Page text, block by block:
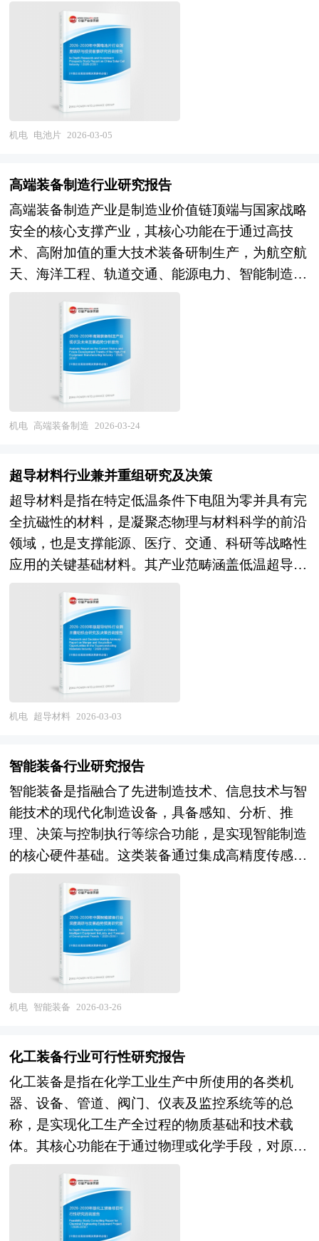
量、芯片级原子钟等前沿技术与国际领先水平存在
差距。未来，中国计量器具行业将在"质量强国"战
略与"计量发展规划"的双重驱动下，进入技术突破
与产业升级的新阶段。从市场前景看，制造业高端
化与数字化转型释放高精度计量需求，半导体、新
能源、航空航天等战略产业扩张拉动高端计量仪器
自主可控率同步提升。产业格局层面，具备核心测
量技术、精密制造能力、标准物质研制能力及系统
集成服务能力的头部企业将确立主导地位，行业集
中度提升，专业化企业在特定计量领域（几何量、
光学、化学、生物）或特定技术（量子计量、智能
（量子技术、MEMS、AI、工业互联网）催生新型
计量技术公司，而技术落后、精度不足、数字化能
力弱的企业将面临淘汰。 本研究咨询报告由中研
普华咨询公司领衔撰写，在大量周密的市场调研基
础上，主要依据了国家统计局、国家商务部、国家
发改委、国家经济信息中心、国务院发展研究中
景气监测中心、中国行业研究网、全国及海外相关
报刊杂志的基础信息以及计量器具行业研究单位等
公布和提供的大量资料。报告对我国计量器具行业
的供需状况、发展现状、子行业发展变化等进行了
分析，重点分析了国内外计量器具行业的发展现
状、如何面对行业的发展挑战、行业的发展建议、
行业竞争力，以及行业的投资分析和趋势预测等
等。报告还综合了计量器具行业的整体发展动态，
对行业在产品方面提供了参考建议和具体解决办
法。报告对于计量器具产品生产企业、经销商、行
业管理部门以及拟进入该行业的投资者具有重要的
参考价值，对于研究我国计量器具行业发展规律、
提高企业的运营效率、促进企业的发展壮大有学术
覆铜板等特种材料领域，日本（松下、三菱瓦斯、
住友）、中国台湾（台光、联茂、台耀）企业仍占
据技术和市场份额优势，内资企业（生益科技、南
亚新材、华正新材等）在追赶中取得阶段性突破；
在技术能力方面，内资企业在无铅兼容、无卤环
保、中高Tg等常规高端产品领域实现量产，但在超
低损耗（Df<0.001）、高导热（>5W/mK）、高频
脂/ABF材料等前沿领域，在树脂配方、玻纤布处
理、铜箔粗糙度控制等核心技术方面仍有差距；在
下游应用方面，5G基站和服务器带动高速材料需
求，新能源汽车电控系统带动高导热材料需求，但
高端智能手机用类载板材料、AI算力芯片用封装基
PCB行业价格竞争向上游传导、原材料（铜箔、树
脂、玻纤布）价格波动剧烈、高端产品研发投入大
周期长、环保能耗约束趋严等多重挑战，部分中低
端产能面临出清压力。 展望未来，CCL产业的发
展将深度嵌入算力基础设施建设和终端应用高端化
进程，呈现出"材料高频高速化、导热高功率化、
（Very Low Loss/Ultra Low Loss）材料的需求将爆
发，改性环氧树脂、PPE/PPO树脂、碳氢树脂等体
系的配方优化和工艺适配是关键；新能源汽车
800V高压平台和SiC器件应用将驱动高导热、高耐
压材料需求升级；IC封装基板材料（BT树脂、
ABF增层材料、玻璃基板）的自主化将成为突破重
点，以支撑先进封装和Chiplet技术发展。在应用拓
展层面，AI算力基础设施建设将带动服务器用高速
CCL需求持续增长，5G-A/6G通信演进将拓宽毫米
波频段应用，新能源汽车"三电"系统和智能驾驶域
控制器将创造高可靠、高导热材料增量市场，高端
消费电子的轻薄化多功能化将推动挠性覆铜板和刚
配方设计的自主化将提升产品一致性和差异化能
力，精密涂布、真空压合、在线检测等工艺控制将
强化高端产品良率，智能制造和数字化管理将优化
成本和响应速度。在产业组织层面，具备树脂合成
能力和客户协同开发经验的内资企业将在高端领域
延伸将增强供应链安全和成本竞争力，与PCB企
业、终端设备企业的联合研发将加速产品导入。
本研究咨询报告由中研普华咨询公司领衔撰写，在
大量周密的市场调研基础上，主要依据了国家统计
局、国家商务部、国家发改委、国家经济信息中
心、国务院发展研究中心、国家海关总署、全国商
CCL行业研究单位等公布和提供的大量资料。报告
对我国CCL行业的供需状况、发展现状、子行业发
展变化等进行了分析，重点分析了国内外CCL行业
的发展现状、如何面对行业的发展挑战、行业的发
展建议、行业竞争力，以及行业的投资分析和趋势
态，对行业在产品方面提供了参考建议和具体解决
办法。报告对于CCL产品生产企业、经销商、行业
管理部门以及拟进入该行业的投资者具有重要的参
全球能源结构加速向低碳化转型，光伏产业已成为
实现“双碳”目标的关键支撑，电池片技术也正经历
从效率竞争向技术迭代的深刻变革。 近年来，传
统铝背场（BSF）电池逐步退出主流市场，以
PERC为代表的钝化发射极和背面接触技术大幅提
升转换效率，推动量产效率突破23%，成为过去五
逼近理论极限，N型电池技术正全面崛起，
高的转换效率、更低的温度系数和更强的双面发电
能力，成为新一轮技术竞赛的焦点。 在产业链层
面，中国已形成全球最完整的光伏制造体系，长三
角与珠三角集聚了从硅料、硅片到电池、组件的全
链条产能，龙头企业持续加码高效电池布局，推动
行业向一体化和智能化制造演进。但2025年以来，
受硅料与白银价格大幅波动影响，电池片单位成本
显著上升，叠加产能扩张过快导致阶段性过剩，行
业正面临洗牌与整合压力，企业通过签署自律协
议、优化产能结构以应对挑战。未来，电池片不仅
是能源转换的物理载体，更将成为融合材料科学、
革命中扮演决定性角色。 电池片行业研究报告主
要分析了电池片行业的国内外发展概况、行业的发
展环境、市场分析（市场规模、市场结构、市场特
点等）、竞争分析（行业集中度、竞争格局、竞争
组群、竞争因素等）、产品价格分析、用户分析、
道分析、行业赢利能力、行业成长性、行业偿债能
力、行业营运能力、电池片行业重点企业分析、子
行业分析、区域市场分析、行业风险分析、行业发
展前景预测及相关的经营、投资建议等。报告研究
框架全面、严谨，分析内容客观、公正、系统，真
实准确地反映了我国电池片行业的市场发展现状和
要依据了国家统计局、国家商务部、国家发改委、
国家经济信息中心、国务院发展研究中心、全国商
业信息中心、中国经济景气监测中心、中国行业研
究网、全国及海外多种相关报刊杂志的基础信息以
及专业研究单位等公布和提供的大量资料。对我国
电池片行业作了详尽深入的分析，是企业进行市场
研究工作时不可或缺的重要参考资料，同时也可作
为金融机构进行信贷分析、证券分析、投资分析等
研究工作时的参考依据。
机电 电池片 2026-03-05
高端装备制造行业研究报告
高端装备制造产业是制造业价值链顶端与国家战略
安全的核心支撑产业，其核心功能在于通过高技
术、高附加值的重大技术装备研制生产，为航空航
天、海洋工程、轨道交通、能源电力、智能制造等
造业的技术水平与综合竞争力，是建设制造强国与
实现科技自立自强的关键抓手。从产业范畴来看，
高端装备制造产业涵盖航空航天装备（飞机、发动
机、卫星、运载火箭），海洋工程装备及高技术船
舶（深海钻井平台、大型邮轮、LNG船、智能船
舶），先进轨道交通装备（高速列车、城轨车辆、
工中心、工业机器人、服务机器人），大型成套技
备），以及重大工程装备（盾构机、架桥机、海上
风电安装平台）等细分领域。按照技术特征可分为
高性能、高可靠性、高精度、智能化、绿色化装
备，按照应用领域则形成国防军工、民用航空、能
源资源开发、基础设施建设等多元矩阵。随着新一
轮科技革命与产业变革深入发展，高端装备制造正
从单机装备向系统解决方案、从跟随模仿向自主创
新转变，其产业边界不断向智能装备、绿色装备、
服务型制造等新兴领域延伸。 当前，中国高端装
备制造产业正处于自主创新突破与产业体系升级的
关键攻坚期。经过多年的持续投入与积累，我国在
成全球领先的产业优势，C919大型客机实现商业
运营，北斗导航、载人航天、深海探测等重大工程
取得突破，部分高端数控机床、工业机器人实现国
产化替代，产业规模与技术水平显著提升。未来，
中国高端装备制造产业将在"制造强国"战略与"新
系跃升的新阶段。从市场前景看，国防现代化建
设、重大基础设施、新能源体系、智能制造升级持
续释放高端装备需求，国产替代与自主可控创造刚
性市场空间，高端装备出海与"一带一路"基础设施
建设拓展国际机遇，预计产业将保持中高速增长，
结构优化与技术溢价成为竞争焦点。产业格局层
立主导地位，行业集中度加速提升，专精特新"小
巨人"企业在关键零部件、核心材料、工业软件等
细分领域形成技术壁垒，跨界融合（AI、新材料、
新能源、数字化服务）催生新型高端装备企业，而
技术落后、质量失控、服务模式陈旧的企业将面临
淘汰或整合。 本研究咨询报告由中研普华咨询公
司领衔撰写，在大量周密的市场调研基础上，主要
依据了国家统计局、国家商务部、国家发改委、国
家经济信息中心、国务院发展研究中心、国家海关
机电 高端装备制造 2026-03-24
超导材料行业兼并重组研究及决策
超导材料是指在特定低温条件下电阻为零并具有完
全抗磁性的材料，是凝聚态物理与材料科学的前沿
领域，也是支撑能源、医疗、交通、科研等战略性
应用的关键基础材料。其产业范畴涵盖低温超导材
氧、铋系、铁基超导体）及超导带材、超导磁体、
超导电缆、超导限流器、超导储能等下游应用产
品，涉及固体物理、冶金工程、材料制备、低温技
术、电磁工程等多学科深度交叉融合，具有技术壁
垒极高、研发周期漫长、资本投入密集、应用场景
战略性的显著特征。作为有望引发能源传输、磁悬
的"神奇材料"，超导材料不仅能够实现零损耗电能
竞争与产业制高点争夺的战略要地，其产业属性兼
具基础科学研究的探索性与未来产业爆发的战略性
的双重特质，是衡量国家前沿材料掌控能力与未来
产业竞争力的关键标志。 企业并购包括兼并与收
购。公司兼并是指经由转移公司所有权的形式，一
家或多家公司的全部资产与责任不需经过清算都转
移为另一公司所有，而接受全部资产与责任的另一
公司仍然完全以自身名义继续运行。公司收购则是
指一家公司经由收购另一公司的股票或股份等方
式，取得该另一公司的控制权或管理权。企业在并
购及资产重组活动中会涉及到诸多专业问题，比如
组方式的选择、融资方式的选择，并购成本的控
制，并购的法律问题等等，面对这些问题，企业内
部因缺乏专业人才往往难以正确处理，因而必须委
托专业的顾问机构协助。 本报告由中研普华咨询
公司领衔撰写，在大量周密的市场调研基础上，主
委、国家商务部、超导材料行业相关协会、中国行
业研究网等国家部门、行业协会、国内外相关报刊
杂志发表公布的基础信息以及专业研究机构公布和
机电 超导材料 2026-03-03
智能装备行业研究报告
智能装备是指融合了先进制造技术、信息技术与智
能技术的现代化制造设备，具备感知、分析、推
理、决策与控制执行等综合功能，是实现智能制造
的核心硬件基础。这类装备通过集成高精度传感
法，能够实时采集运行环境与工艺过程中的多维数
据，并基于数据分析实现自主判断与动态优化，从
而完成复杂、精密、自适应的作业任务。 智能装
备具有高度的自动化、信息化和智能化特性，能够
在无人或少人参与的情况下，根据工况变化自主调
整运行参数，实现生产过程的柔性化、高效化与精
数据处理能力以及设备间的互联互通，尤其依托物
装备不仅“能动”，更“会想”。 智能装备广泛覆盖高
档数控机床、工业机器人、自动化成套生产线、智
能检测系统、关键基础零部件及专用智能机械等领
域，贯穿产品设计、加工、装配到维护的全生命周
期。从产业角度看，它不仅是推动制造业转型升级
的关键引擎，也是构建数字化车间、智能工厂和未
来工业生态的基石。当前，全球主要工业国家均将
机电 智能装备 2026-03-26
化工装备行业可行性研究报告
化工装备是指在化学工业生产中所使用的各类机
器、设备、管道、阀门、仪表及监控系统等的总
称，是实现化工生产全过程的物质基础和技术载
体。其核心功能在于通过物理或化学手段，对原料
一系列工艺操作，最终获得符合规格的化工产品。
化工装备不仅涵盖直接参与化学反应和物料处理的
主体装置，还包括保障系统安全稳定运行的辅助设